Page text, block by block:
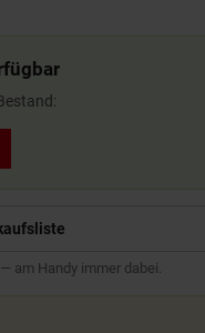
am Handy immer dabei.